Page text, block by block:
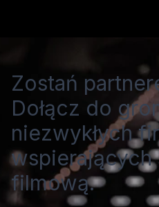
Zostań
Dołącz do
niezwykłych
wspierających
filmową.